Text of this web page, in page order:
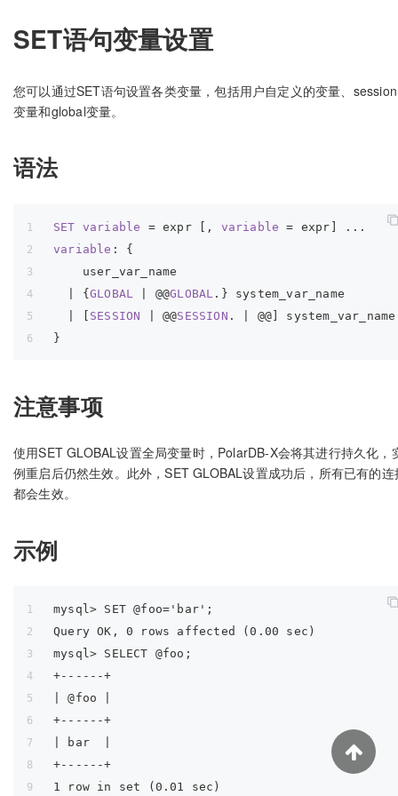
SET语句变量设置
您可以通过SET语句设置各类变量，包括用户自定义的变量、session
变量和global变量。
语法
SET variable = expr [, variable = expr] ...
variable : {
    user_var_name
  | {
GLOBAL | @@GLOBAL .} system_var_name
  | [
SESSION | @@SESSION . | @@] system_var_name
}
注意事项
使用SET GLOBAL设置全局变量时，PolarDB-X会将其进行持久化，
例重启后仍然生效。此外，SET GLOBAL设置成功后，所有已有的连
都会生效。
示例
mysql> SET @foo='bar';
Query OK, 0 rows affected (0.00 sec)
mysql> SELECT @foo;
+------+
| @foo |
+------+
| bar  |
+------+
1 row in set (0.01 sec)